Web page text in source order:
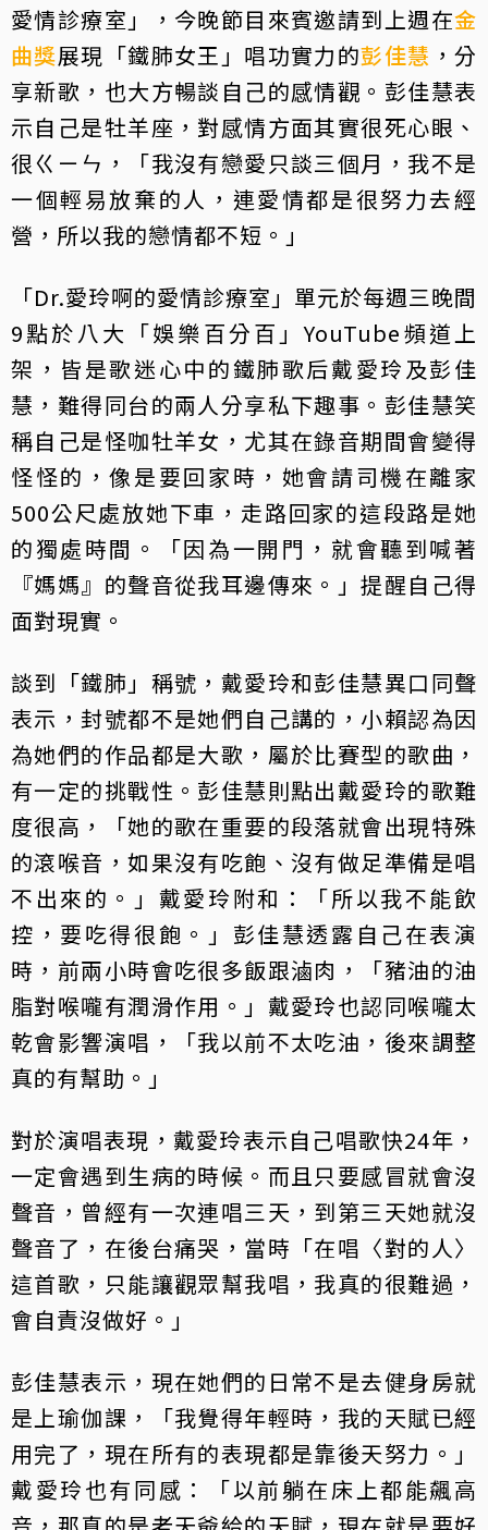
愛情診療室」，今晚節目來賓邀請到上週在金
曲獎展現「鐵肺女王」唱功實力的彭佳慧 ，分
享新歌，也大方暢談自己的感情觀。彭佳慧表
示自己是牡羊座，對感情方面其實很死心眼、
很ㄍㄧㄣ，「我沒有戀愛只談三個月，我不是
一個輕易放棄的人，連愛情都是很努力去經
營，所以我的戀情都不短。」
「Dr.愛玲啊的愛情診療室」單元於每週三晚間
9點於八大「娛樂百分百」YouTube頻道上
架，皆是歌迷心中的鐵肺歌后戴愛玲及彭佳
慧，難得同台的兩人分享私下趣事。彭佳慧笑
稱自己是怪咖牡羊女，尤其在錄音期間會變得
怪怪的，像是要回家時，她會請司機在離家
500公尺處放她下車，走路回家的這段路是她
的獨處時間。「因為一開門，就會聽到喊著
『媽媽』的聲音從我耳邊傳來。」提醒自己得
面對現實。
談到「鐵肺」稱號，戴愛玲和彭佳慧異口同聲
表示，封號都不是她們自己講的，小賴認為因
為她們的作品都是大歌，屬於比賽型的歌曲，
有一定的挑戰性。彭佳慧則點出戴愛玲的歌難
度很高，「她的歌在重要的段落就會出現特殊
的滾喉音，如果沒有吃飽、沒有做足準備是唱
不出來的。」戴愛玲附和：「所以我不能飲
控，要吃得很飽。」彭佳慧透露自己在表演
時，前兩小時會吃很多飯跟滷肉，「豬油的油
脂對喉嚨有潤滑作用。」戴愛玲也認同喉嚨太
乾會影響演唱，「我以前不太吃油，後來調整
真的有幫助。」
對於演唱表現，戴愛玲表示自己唱歌快24年，
一定會遇到生病的時候。而且只要感冒就會沒
聲音，曾經有一次連唱三天，到第三天她就沒
聲音了，在後台痛哭，當時「在唱〈對的人〉
這首歌，只能讓觀眾幫我唱，我真的很難過，
會自責沒做好。」
彭佳慧表示，現在她們的日常不是去健身房就
是上瑜伽課，「我覺得年輕時，我的天賦已經
用完了，現在所有的表現都是靠後天努力。」
戴愛玲也有同感：「以前躺在床上都能飆高